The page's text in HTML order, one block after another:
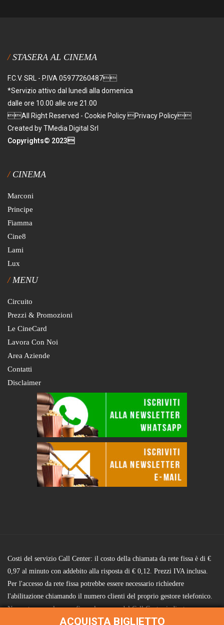
STASERA AL CINEMA
F.C.V. SRL - P.IVA 05977260487
*Servizio attivo dal lunedì alla domenica
dalle ore 10.00 alle ore 21.00
All Right Reserved - Cookie Policy Privacy Policy
Created by TMedia Digital Srl
Copyrights© 2023
CINEMA
Marconi
Principe
Fiamma
Cine8
Lami
Lux
MENU
Circuito
Prezzi & Promozioni
Le CineCard
Lavora Con Noi
Area Aziende
Contatti
Disclaimer
Costi del servizio Call Center: il costo della chiamata da rete fissa è di €
0,97 al minuto con addebito alla risposta di € 0,12. Prezzi IVA inclusa.
Per l'accesso da rete fissa potrebbe essere necessario richiedere
l'abilitazione chiamando il numero clienti del proprio gestore telefonico.
Non anteporre alcun prefisso al numero del Call Center indicato.
ACQUISTA BIGLIETTO